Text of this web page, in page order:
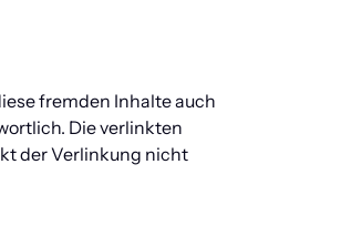
fremden Inhalte auch
Die verlinkten
der Verlinkung nicht